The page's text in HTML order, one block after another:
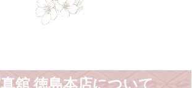
舘 徳島本店について